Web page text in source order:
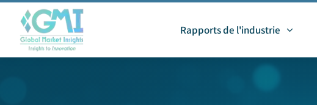
Rapports de l'industrie